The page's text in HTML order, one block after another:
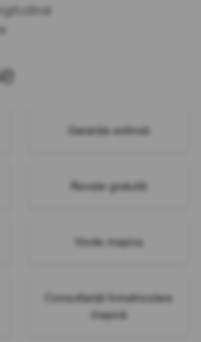
Garanție extinsă
Revizie gratuită
Vinde mașina
Consultanță înmatriculare
mașină